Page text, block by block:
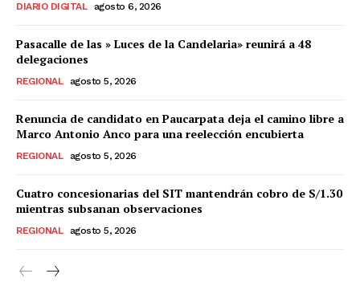
DIARIO DIGITAL agosto 6, 2026
Pasacalle de las » Luces de la Candelaria» reunirá a 48
delegaciones
REGIONAL agosto 5, 2026
Renuncia de candidato en Paucarpata deja el camino libre a
Marco Antonio Anco para una reelección encubierta
REGIONAL agosto 5, 2026
Cuatro concesionarias del SIT mantendrán cobro de S/1.30
mientras subsanan observaciones
REGIONAL agosto 5, 2026